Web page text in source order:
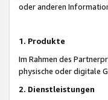
oder anderen
1. Produkte
Im Rahmen des
physische oder digitale
2. Dienstleistungen